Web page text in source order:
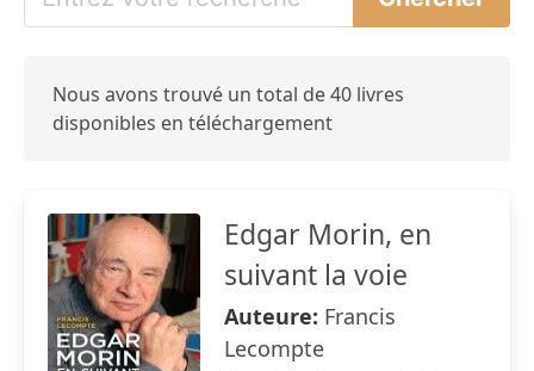
Nous avons trouvé un total de 40 livres
disponibles en téléchargement
Edgar Morin, en
suivant la voie
Auteure: Francis
Lecompte